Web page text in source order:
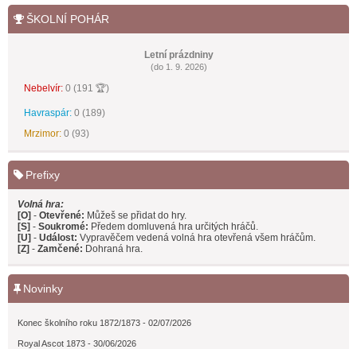
ŠKOLNÍ POHÁR
Prefixy
Volná hra:
[O] - Otevřené: Můžeš se přidat do hry.
[S] - Soukromé: Předem domluvená hra určitých hráčů.
[U] - Událost: Vypravěčem vedená volná hra otevřená všem hráčům.
[Z] - Zamčené: Dohraná hra.
Novinky
Konec školního roku 1872/1873 - 02/07/2026
Royal Ascot 1873 - 30/06/2026